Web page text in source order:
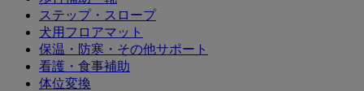
ステップ・スロープ
犬用フロアマット
保温・防寒・その他サポート
看護・食事補助
体位変換